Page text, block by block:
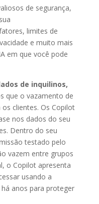
de segurança,
limites de
e muito mais
em que você pode
de inquilinos,
que o vazamento de
clientes. Os Copilot
nos dados do seu
Dentro do seu
testado pelo
vazem entre grupos
o Copilot apresenta
usando a
anos para proteger